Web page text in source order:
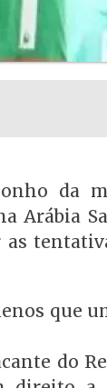
da
Arábia
que
do